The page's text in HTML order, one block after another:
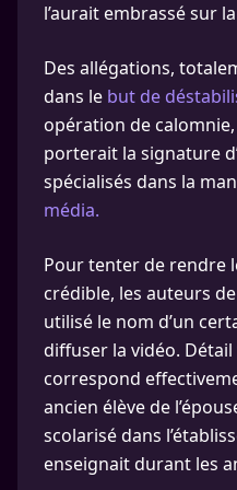
l’aurait embrassé sur
Des allégations,
dans le but de
opération de
porterait la signature
spécialisés dans la
média.
Pour tenter de rendre
crédible, les auteurs
utilisé le nom d’un
diffuser la vidéo.
correspond
ancien élève de
scolarisé dans
enseignait durant les